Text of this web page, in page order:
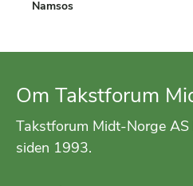
Namsos
Om Takstforum
Takstforum Midt-Norge AS
siden 1993.